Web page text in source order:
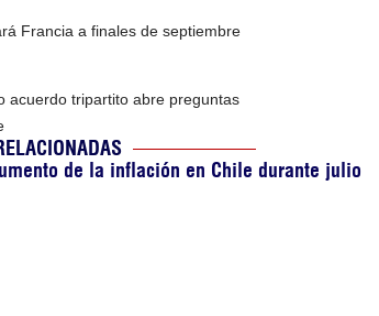
Francia a finales de septiembre
acuerdo tripartito abre preguntas
de la inflación en Chile durante julio